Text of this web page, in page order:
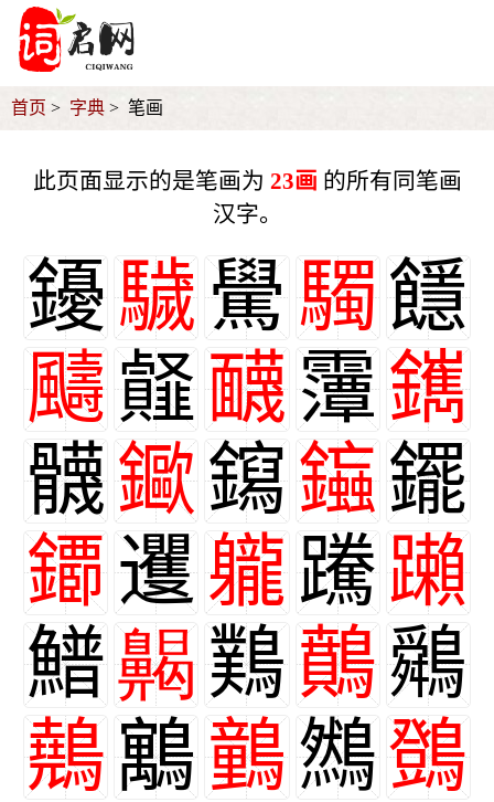
首页 字典 笔画
此页面显示的是笔画为 23画 的所有同笔画
汉字。
䥳䮹䮸䮷䭡
䬞䪥䩏䨵䥴
䯦䥲䥱䥰䥯
䥮䢲䡁䠮䠭
䲕齃䴆䴅䴄
䴃䴁䴀䳿䳾